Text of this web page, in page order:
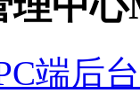
端后台